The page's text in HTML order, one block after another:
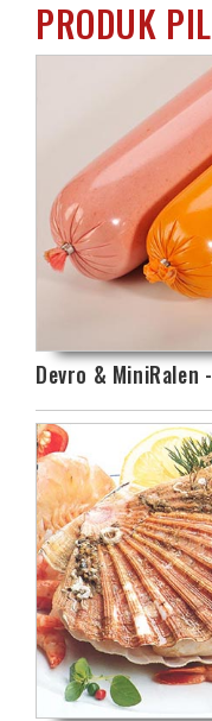
PRODUK
Devro & MiniRalen